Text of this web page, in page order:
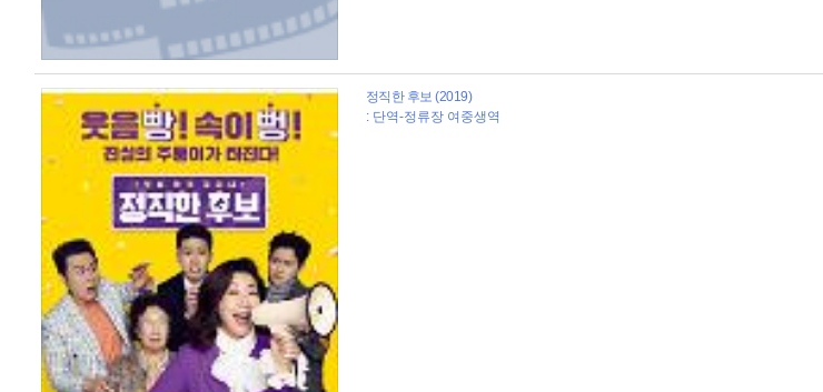
정직한 후보 (2019)
: 단역-정류장 여중생역